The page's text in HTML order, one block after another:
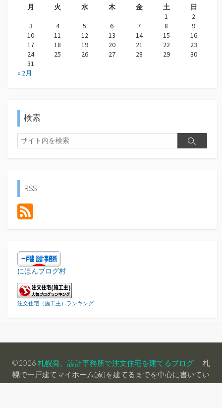
月
火 水 木 金 土 日
« 2月
1
2
3
4 5 6 7 8
9
10
11 12 13 14 15
16
17
18 19 20 21 22
23
24
25 26 27 28 29
30
31
検索
検
索
検
RSS
にほんブログ村
注文住宅（施工主）ランキング
©2026 札幌発、設計事務所で注文住宅を建てるブログ札
幌で一戸建てマイホーム(家)を建てるまでを中心に書いてい
きます。